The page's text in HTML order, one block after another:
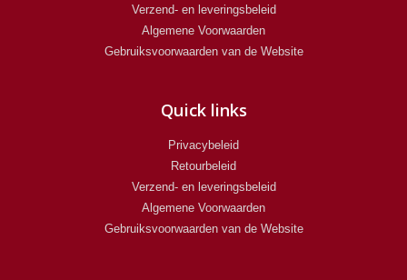
Verzend- en leveringsbeleid
Algemene Voorwaarden
Gebruiksvoorwaarden van de Website
Quick links
Privacybeleid
Retourbeleid
Verzend- en leveringsbeleid
Algemene Voorwaarden
Gebruiksvoorwaarden van de Website